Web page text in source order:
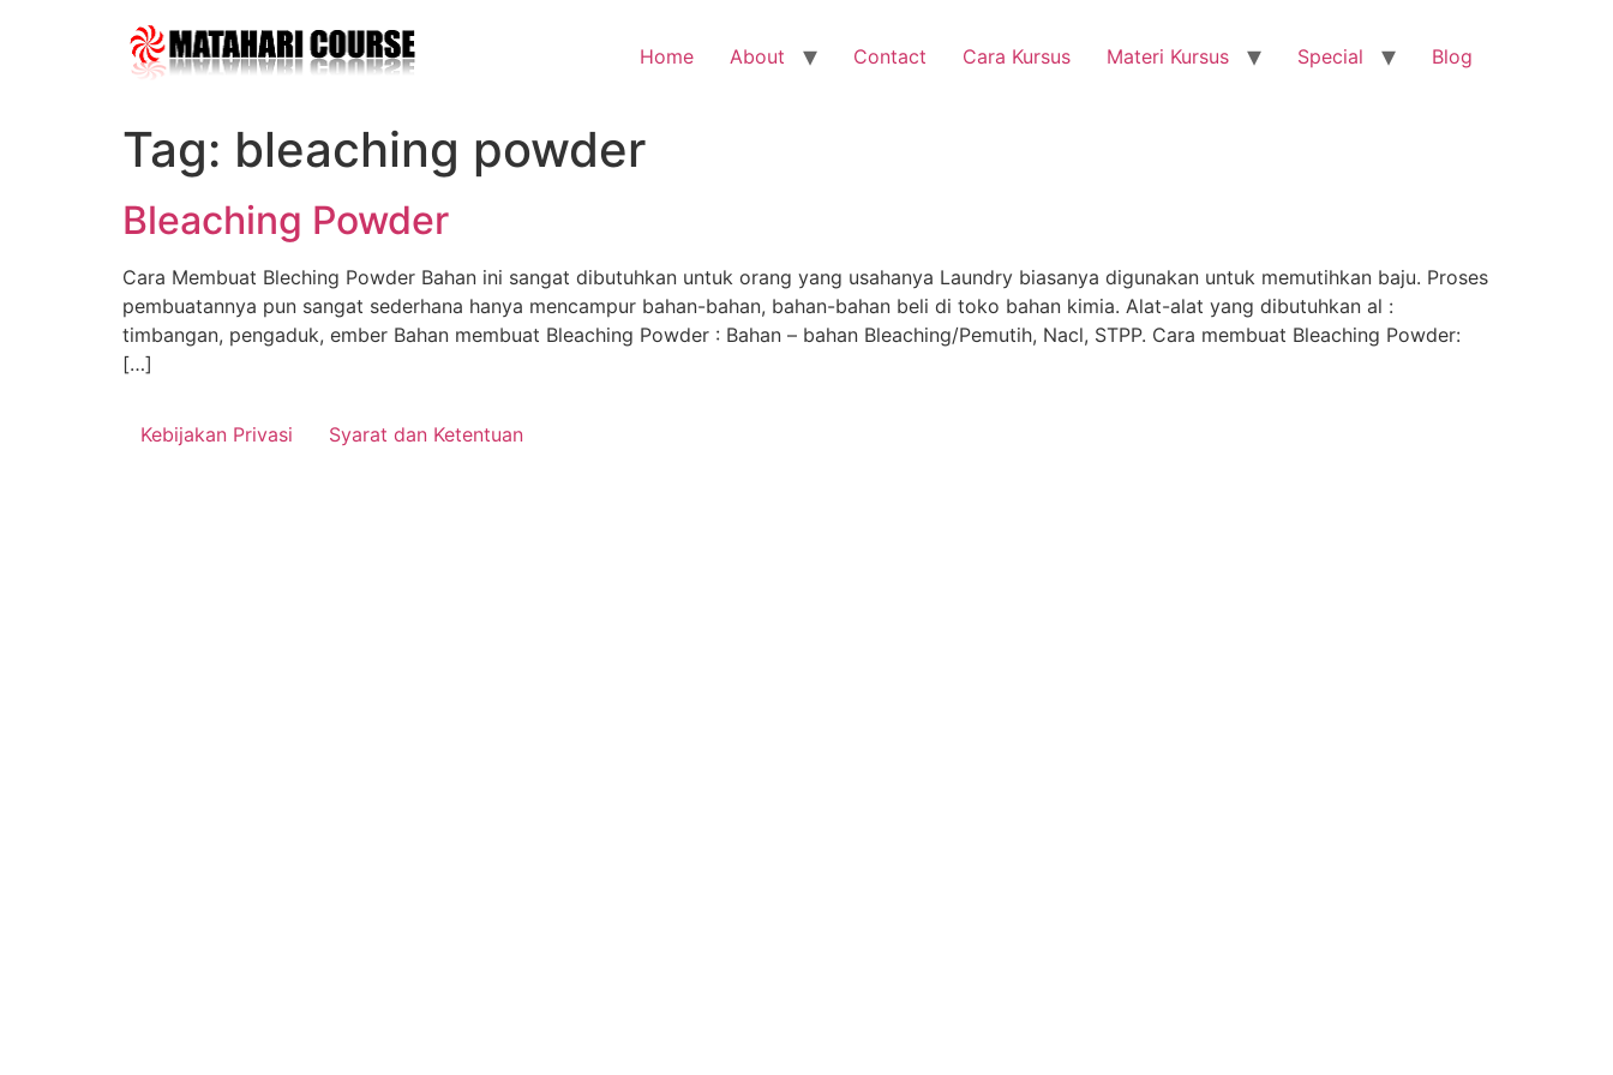
Home About Contact Cara Kursus Materi Kursus Special Blog
Tag: bleaching powder
Bleaching Powder
Cara Membuat Bleching Powder Bahan ini sangat dibutuhkan untuk orang yang usahanya Laundry biasanya digunakan untuk memutihkan baju. Proses
pembuatannya pun sangat sederhana hanya mencampur bahan-bahan, bahan-bahan beli di toko bahan kimia. Alat-alat yang dibutuhkan al :
timbangan, pengaduk, ember Bahan membuat Bleaching Powder : Bahan – bahan Bleaching/Pemutih, Nacl, STPP. Cara membuat Bleaching Powder:
[…]
Kebijakan Privasi Syarat dan Ketentuan